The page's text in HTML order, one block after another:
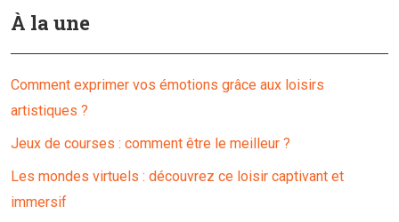
À la une
Comment exprimer vos émotions grâce aux loisirs
artistiques ?
Jeux de courses : comment être le meilleur ?
Les mondes virtuels : découvrez ce loisir captivant et
immersif